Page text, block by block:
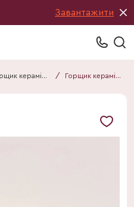
Завантажити
Горщик керамічний / Горщик керамічний Сова мат рожевий